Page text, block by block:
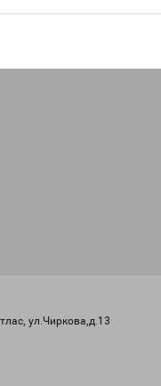
ул.Чиркова,д.13